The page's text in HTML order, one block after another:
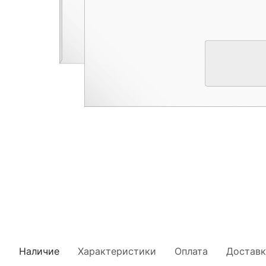
Наличие Характеристики Оплата